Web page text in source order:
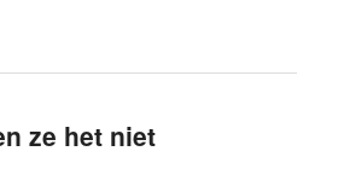
ze het niet